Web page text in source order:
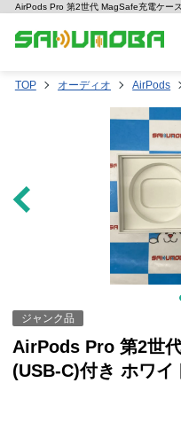
AirPods Pro 第2世代 MagSafe充電ケー
TOP オーディオ AirPods
ジャンク品
AirPods Pro 第2世
(USB-C)付き ホワ